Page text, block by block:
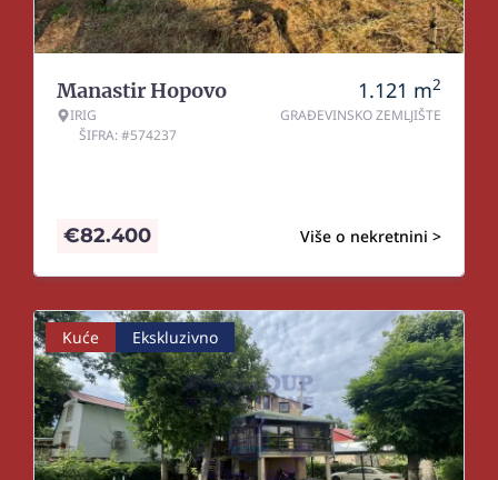
Manastir Hopovo
IRIG
ŠIFRA: #574237
1.121 m2
GRAĐEVINSKO ZEMLJIŠTE
Više o nekretnini >
€82.400
Kuće Ekskluzivno